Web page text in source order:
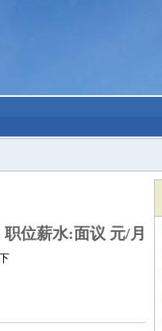
职位薪水:面议 元/月